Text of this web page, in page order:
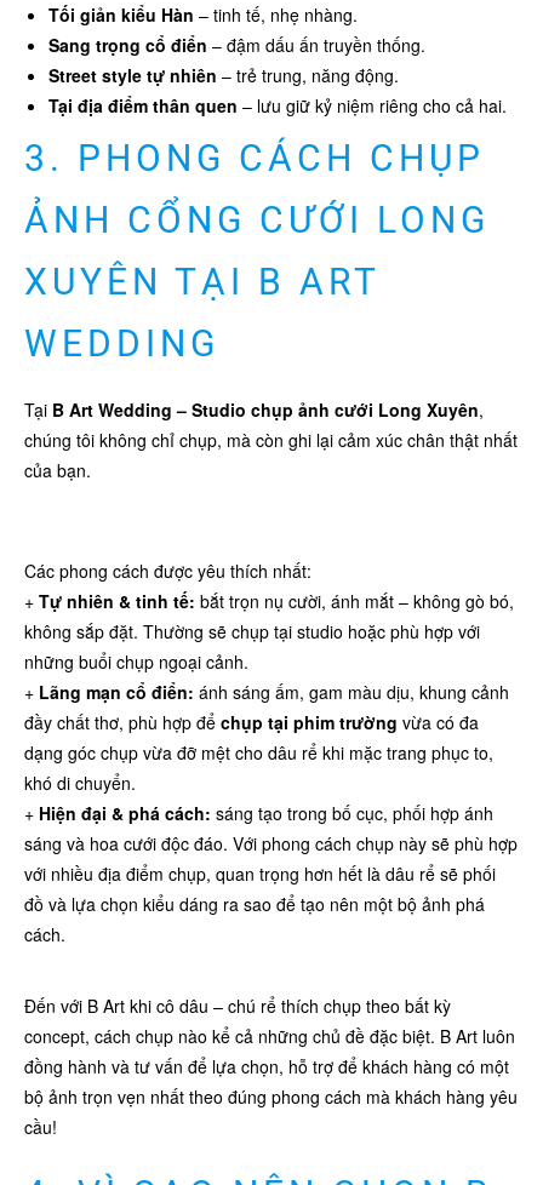
Tối giản kiểu Hàn – tinh tế, nhẹ nhàng.
Sang trọng cổ điển – đậm dấu ấn truyền thống.
Street style tự nhiên – trẻ trung, năng động.
Tại địa điểm thân quen – lưu giữ kỷ niệm riêng cho cả hai.
3. PHONG CÁCH CHỤP
ẢNH CỔNG CƯỚI LONG
XUYÊN TẠI B ART
WEDDING
Tại B Art Wedding – Studio chụp ảnh cưới Long Xuyên,
chúng tôi không chỉ chụp, mà còn ghi lại cảm xúc chân thật nhất
của bạn.
Các phong cách được yêu thích nhất:
+ Tự nhiên & tinh tế: bắt trọn nụ cười, ánh mắt – không gò bó,
không sắp đặt. Thường sẽ chụp tại studio hoặc phù hợp với
những buổi chụp ngoại cảnh.
+ Lãng mạn cổ điển: ánh sáng ấm, gam màu dịu, khung cảnh
đầy chất thơ, phù hợp để chụp tại phim trường vừa có đa
dạng góc chụp vừa đỡ mệt cho dâu rể khi mặc trang phục to,
khó di chuyển.
+ Hiện đại & phá cách: sáng tạo trong bố cục, phối hợp ánh
sáng và hoa cưới độc đáo. Với phong cách chụp này sẽ phù hợp
với nhiều địa điểm chụp, quan trọng hơn hết là dâu rể sẽ phối
đồ và lựa chọn kiểu dáng ra sao để tạo nên một bộ ảnh phá
cách.
Đến với B Art khi cô dâu – chú rể thích chụp theo bất kỳ
concept, cách chụp nào kể cả những chủ đề đặc biệt. B Art luôn
đồng hành và tư vấn để lựa chọn, hỗ trợ để khách hàng có một
bộ ảnh trọn vẹn nhất theo đúng phong cách mà khách hàng yêu
cầu!